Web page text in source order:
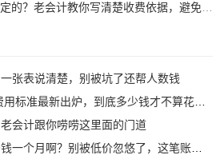
代理记账收费标准到底咋定的？老会计教你写清楚收费依据，避免扯皮！
张表说清楚，别被坑了还帮人数钱
准最新出炉，到底多少钱才不算花冤枉钱？
会计跟你唠唠这里面的门道
月啊？别被低价忽悠了，这笔账咱得算明白